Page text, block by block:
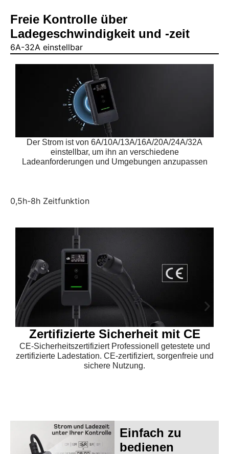
Freie Kontrolle über
Ladegeschwindigkeit und -zeit
6A-32A einstellbar
0,5h-8h Zeitfunktion
Der Strom ist von 6A/10A/13A/16A/20A/24A/32A
einstellbar, um ihn an verschiedene
Ladeanforderungen und Umgebungen anzupassen
Zertifizierte Sicherheit mit CE
CE-Sicherheitszertifiziert Professionell getestete und
zertifizierte Ladestation. CE-zertifiziert, sorgenfreie und
sichere Nutzung.
Einfach zu
bedienen